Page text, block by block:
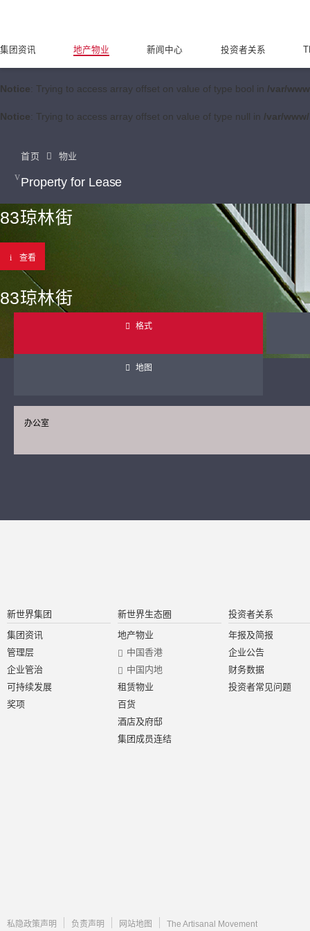
Notice: Trying to access array offset on value of type bool in /var/
Notice: Trying to access array offset on value of type null in /var/
集团资讯 地产物业 新闻中心 投资者关系
首页 物业
Property for Lease
83琼林街
查看
83琼林街
格式
地图
办公室
新世界集团
集团资讯
管理层
企业管治
可持续发展
奖项
新世界生态圈
地产物业
中国香港
中国内地
租赁物业
百货
酒店及府邸
集团成员连结
投资者关系
年报及简报
企业公告
财务数据
投资者常见问题
私隐政策声明 负责声明 网站地图 The Artisanal Movement